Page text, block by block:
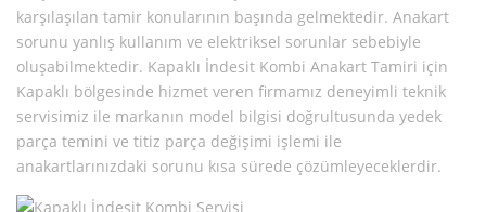
karşılaşılan tamir konularının başında gelmektedir. Anakart
sorunu yanlış kullanım ve elektriksel sorunlar sebebiyle
oluşabilmektedir. Kapaklı İndesit Kombi Anakart Tamiri için
Kapaklı bölgesinde hizmet veren firmamız deneyimli teknik
servisimiz ile markanın model bilgisi doğrultusunda yedek
parça temini ve titiz parça değişimi işlemi ile
anakartlarınızdaki sorunu kısa sürede çözümleyeceklerdir.